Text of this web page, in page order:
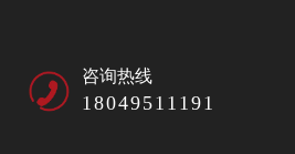
咨询热线
18049511191